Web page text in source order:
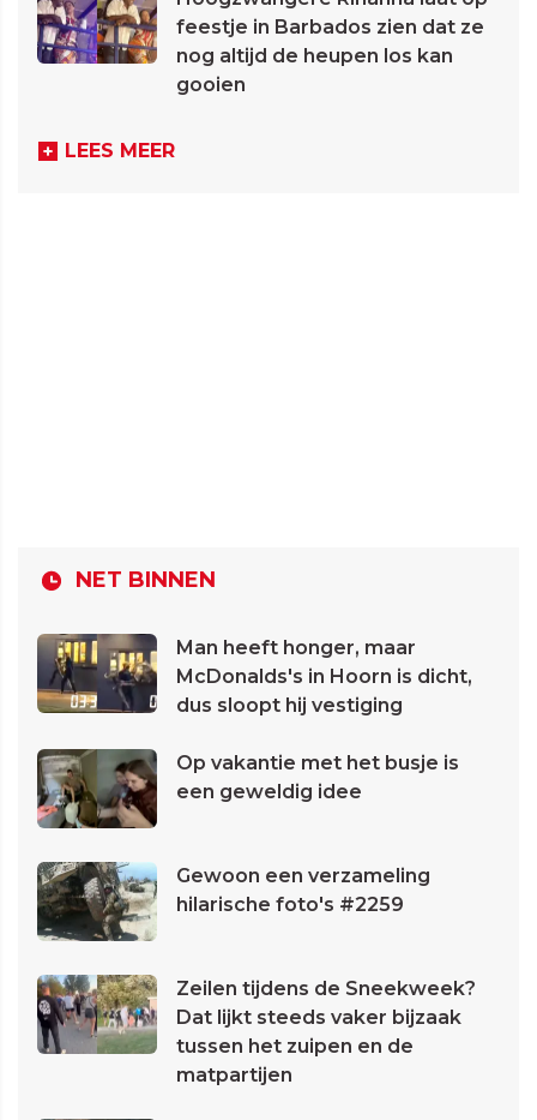
feestje in Barbados zien dat ze
nog altijd de heupen los kan
gooien
LEES MEER
NET BINNEN
Man heeft honger, maar
McDonalds's in Hoorn is dicht,
dus sloopt hij vestiging
Op vakantie met het busje is
een geweldig idee
Gewoon een verzameling
hilarische foto's #2259
Zeilen tijdens de Sneekweek?
Dat lijkt steeds vaker bijzaak
tussen het zuipen en de
matpartijen